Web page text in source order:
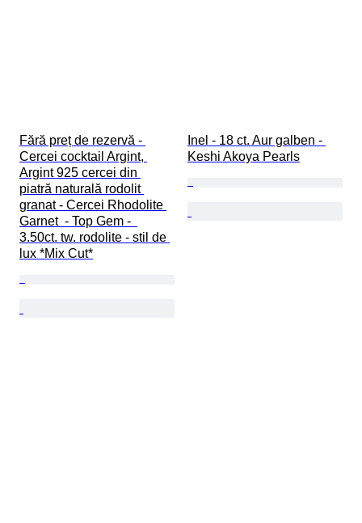
Fără preț de rezervă -
Cercei cocktail Argint,
Argint 925 cercei din
piatră naturală rodolit
granat - Cercei Rhodolite
Garnet  - Top Gem -
3.50ct. tw. rodolite - stil de
lux *Mix Cut*
Inel - 18 ct. Aur galben -
Keshi Akoya Pearls